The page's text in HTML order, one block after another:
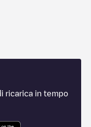
ricarica in tempo